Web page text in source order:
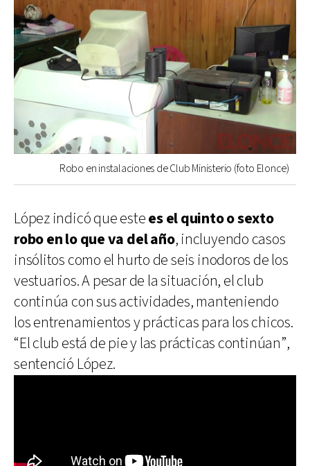
Robo en instalaciones de Club Ministerio (foto Elonce)
López indicó que estees el quinto o sexto
robo en lo que va del año, incluyendo casos
insólitos como el hurto de seis inodoros de los
vestuarios. A pesar de la situación, el club
continúa con sus actividades, manteniendo
los entrenamientos y prácticas para los chicos.
“El club está de pie y las prácticas continúan”,
sentenció López.